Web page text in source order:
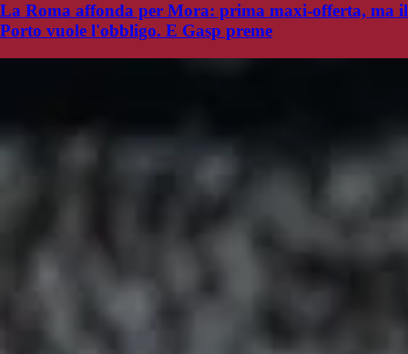
La Roma affonda per Mora: prima maxi-offerta, ma il
Porto vuole l'obbligo. E Gasp preme